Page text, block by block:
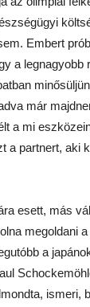
Embert
a legnagyobb
már
a mi
a partnert, aki
esett, más
megoldani
a
ismeri,